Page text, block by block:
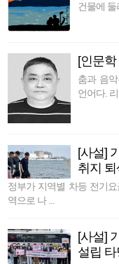
건물에 둘
[인문
춤과 음
언어다.
[사설]
취지
정부가 지역별 차등 전기
역으로 나 ...
[사설]
설립